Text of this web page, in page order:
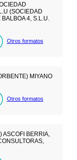
(SOCIEDAD
4, S.L.U.
Otros formatos
MIYANO
Otros formatos
ASCOFI BERRIA,